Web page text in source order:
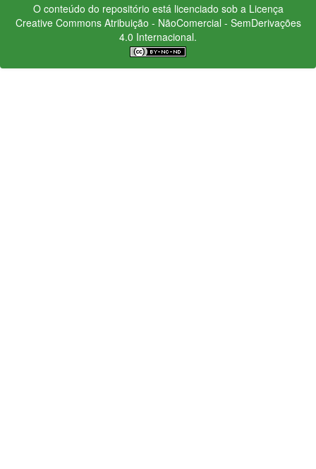
O conteúdo do repositório está licenciado sob a Licença
Creative CommonsAtribuição - NãoComercial - SemDerivações
4.0 Internacional.